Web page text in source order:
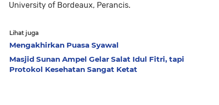
University of Bordeaux, Perancis.
Lihat juga
Mengakhirkan Puasa Syawal
Masjid Sunan Ampel Gelar Salat Idul Fitri, tapi
Protokol Kesehatan Sangat Ketat